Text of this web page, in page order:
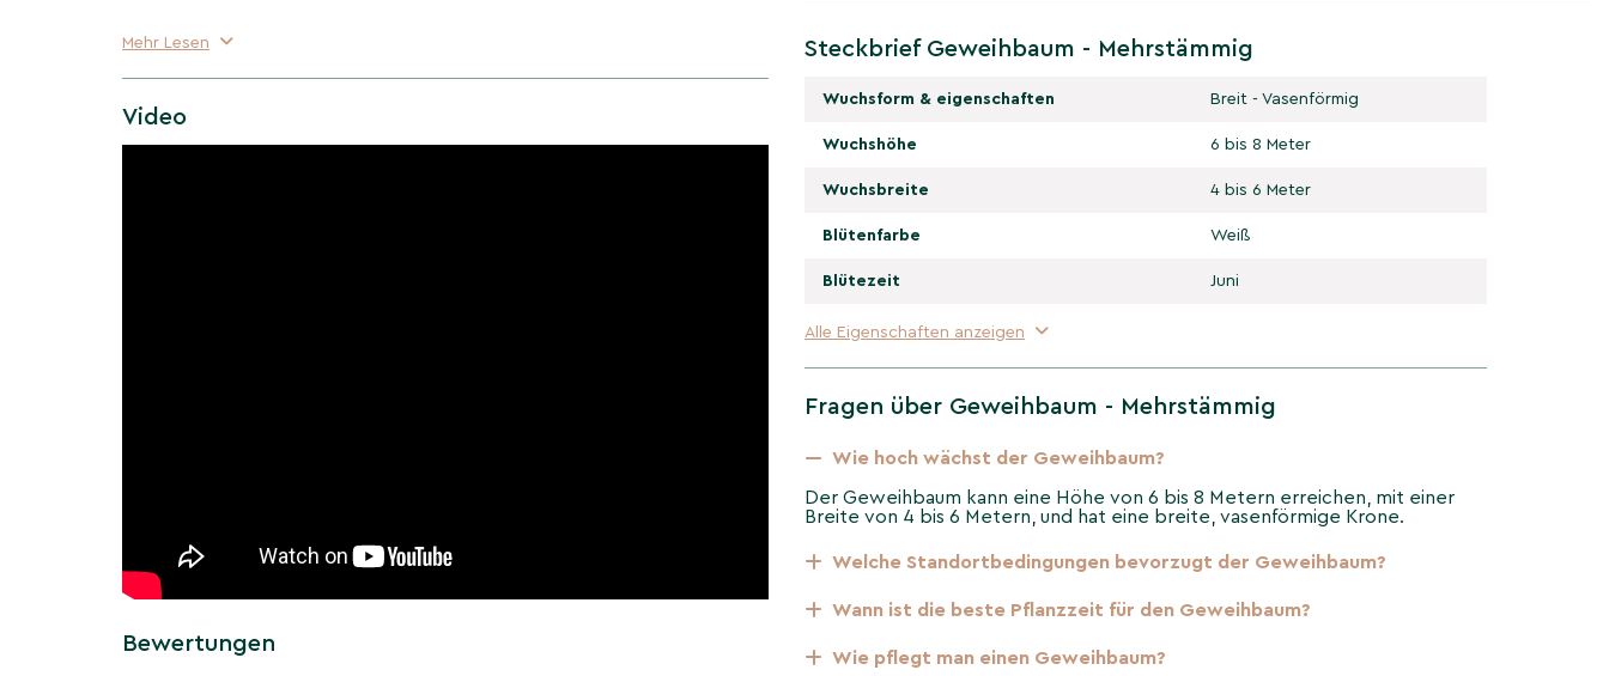
Sehr große, doppelt gefiederte Blätter schaffen angenehmen,
lichtdurchlässigen Schatten; im Winter wirkt die grobe Verzweigung
grafisch und edel.
Schmuckfrüchte & dauerhafte Struktur
der Mehrstämmige Geweihbaum im
Jahresverlauf?
Prägnante Jahresaspekte: später Austrieb im Frühling, großblättriges
Sommergrün, warme Herbsttöne und eine kraftvolle Winterstruktur mit
Mehr Lesen
Video
Bewertungen
Steckbrief Geweihbaum - Mehrstämmig
Wuchsform & eigenschaften Breit - Vasenförmig
Wuchshöhe 6 bis 8 Meter
Wuchsbreite 4 bis 6 Meter
Blütenfarbe Weiß
Blütezeit Juni
Alle Eigenschaften anzeigen
Fragen über Geweihbaum - Mehrstämmig
Wie hoch wächst der Geweihbaum?
Der Geweihbaum kann eine Höhe von 6 bis 8 Metern erreichen, mit einer
Breite von 4 bis 6 Metern, und hat eine breite, vasenförmige Krone.
Welche Standortbedingungen bevorzugt der Geweihbaum?
Wann ist die beste Pflanzzeit für den Geweihbaum?
Wie pflegt man einen Geweihbaum?